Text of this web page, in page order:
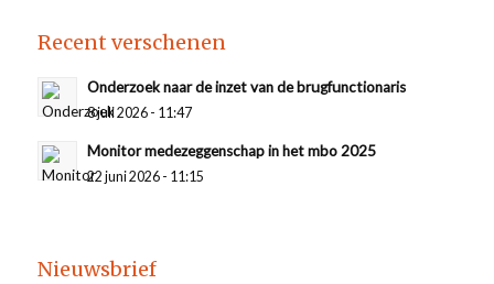
Recent verschenen
Onderzoek naar de inzet van de brugfunctionaris
8 juli 2026 - 11:47
Monitor medezeggenschap in het mbo 2025
22 juni 2026 - 11:15
Nieuwsbrief